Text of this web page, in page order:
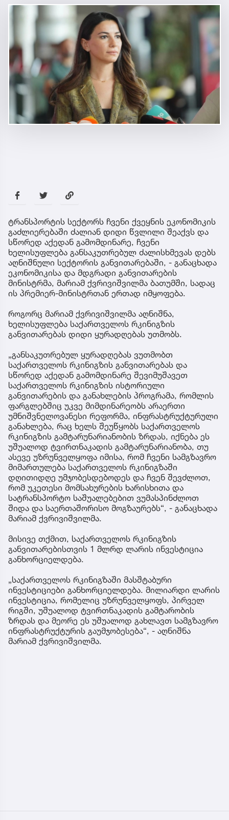
ტრანსპორტის სექტორს ჩვენი ქვეყნის ეკონომიკის
გაძლიერებაში ძალიან დიდი წვლილი შეაქვს და
სწორედ აქედან გამომდინარე, ჩვენი
ხელისუფლება განსაკუთრებულ ძალისხმევას დებს
აღნიშნული სექტორის განვითარებაში, - განაცხადა
ეკონომიკისა და მდგრადი განვითარების
მინისტრმა, მარიამ ქვრივიშვილმა ბათუმში, სადაც
ის პრემიერ-მინისტრთან ერთად იმყოფება.
როგორც მარიამ ქვრივიშვილმა აღნიშნა,
ხელისუფლება საქართველოს რკინიგზის
განვითარებას დიდი ყურადღებას უთმობს.
„განსაკუთრებულ ყურადღებას ვუთმობთ
საქართველოს რკინიგზის განვითარებას და
სწორედ აქედან გამომდინარე შევიმუშავეთ
საქართველოს რკინიგზის ისტორიული
განვითარების და განახლების პროგრამა, რომლის
ფარგლებშიც უკვე მიმდინარეობს არაერთი
უმნიშვნელოვანესი რეფორმა, ინფრასტრუქტურული
განახლება, რაც ხელს შეუწყობს საქართველოს
რკინიგზის გამტარუნარიანობის ზრდას, იქნება ეს
უშუალოდ ტვირთნაკადის გამტარუნარიანობა, თუ
ასევე უზრუნველყოფა იმისა, რომ ჩვენი სამგზავრო
მიმართულება საქართველოს რკინიგზაში
დღითიდღე უმჯობესდებოდეს და ჩვენ შევძლოთ,
რომ უკეთესი მომსახურების ხარისხითა და
სატრანსპორტო საშუალებებით ვუმასპინძლოთ
შიდა და საერთაშორისო მოგზაურებს“, - განაცხადა
მარიამ ქვრივიშვილმა.
მისივე თქმით, საქართველოს რკინიგზის
განვითარებისთვის 1 მლრდ ლარის ინვესტიცია
განხორციელდება.
„საქართველოს რკინიგზაში მასშტაბური
ინვესტიციები განხორციელდება. მილიარდი ლარის
ინვესტიცია, რომელიც უზრუნველყოფს, პირველ
რიგში, უშუალოდ ტვირთნაკადის გამტარობის
ზრდას და მეორე ეს უშუალოდ გახლავთ სამგზავრო
ინფრასტრუქტურის გაუმჯობესება“, - აღნიშნა
მარიამ ქვრივიშვილმა.